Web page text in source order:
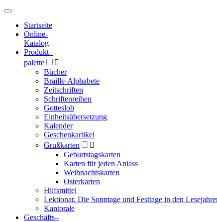
Hauptmenü
Hauptmenü
Startseite
Online-
Katalog
Produkt–
palette

Bücher
Braille-Alphabete
Zeitschriften
Schriftenreihen
Gotteslob
Einheitsübersetzung
Kalender
Geschenkartikel
Grußkarten

Geburtstagskarten
Karten für jeden Anlass
Weihnachtskarten
Osterkarten
Hilfsmittel
Lektionar. Die Sonntage und Festtage in den
Kantorale
Geschäfts­–